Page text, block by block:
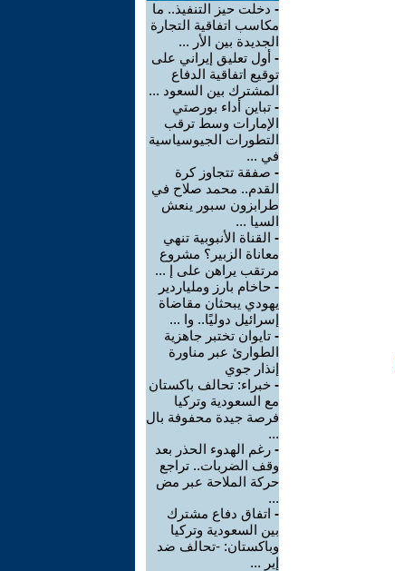
- دخلت حيز التنفيذ.. ما
مكاسب اتفاقية التجارة
الجديدة بين الأر ...
- أول تعليق إيراني على
توقيع اتفاقية الدفاع
المشترك بين السعود ...
- تباين أداء بورصتي
الإمارات وسط ترقب
التطورات الجيوسياسية
في ...
- صفقة تتجاوز كرة
القدم.. محمد صلاح في
طرابزون سبور ينعش
السيا ...
- القناة الأنبوبية تنهي
معاناة الزبير؟ مشروع
مرتقب يراهن على إ ...
- حاخام بارز وملياردير
يهودي يبحثان مقاضاة
إسرائيل دوليًا.. وا ...
- تايوان تختبر جاهزية
الطوارئ عبر مناورة
إنذار جوي
- خبراء: تحالف باكستان
مع السعودية وتركيا
فرصة جيدة محفوفة بال
...
- رغم الهدوء الحذر بعد
وقف الضربات.. تراجع
حركة الملاحة عبر مض
...
- اتفاق دفاع مشترك
بين السعودية وتركيا
وباكستان: -تحالف ضد
إير ...